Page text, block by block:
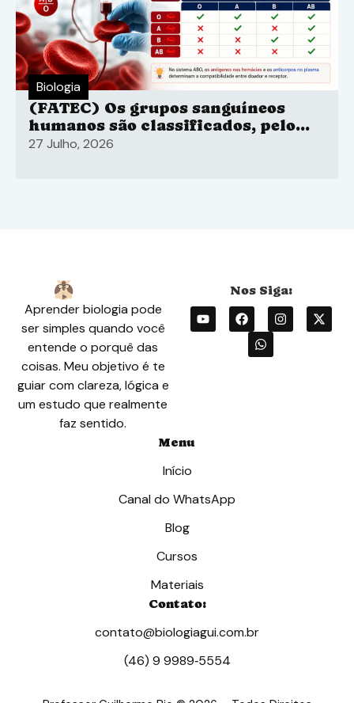
Biologia
(FATEC) Os grupos sanguíneos
humanos são classificados, pelo
sistema ABO
27 Julho, 2026
Aprender biologia pode
ser simples quando você
entende o porquê das
coisas. Meu objetivo é te
guiar com clareza, lógica e
um estudo que realmente
faz sentido.
Menu
Início
Canal do WhatsApp
Blog
Cursos
Materiais
Contato:
contato@biologiagui.com.br
(46) 9 9989‑5554‬